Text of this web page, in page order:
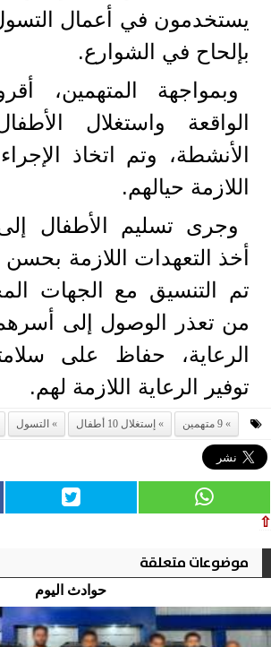
يستخدمون في أعمال
بإلحاح في الشوارع.
وبمواجهة المتهمين،
الواقعة واستغلال
الأنشطة، وتم اتخاذ
اللازمة حيالهم.
وجرى تسليم الأطفال
أخذ التعهدات اللازمة بحسن
تم التنسيق مع الجهات
من تعذر الوصول إلى
الرعاية، حفاظ على
توفير الرعاية اللازمة لهم.
9 متهمين إستغلال 10 أطفال التسول
⇧
موضوعات متعلقة
حوادث اليوم